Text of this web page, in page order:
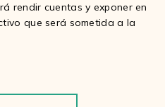
rendir cuentas y exponer en
que será sometida a la